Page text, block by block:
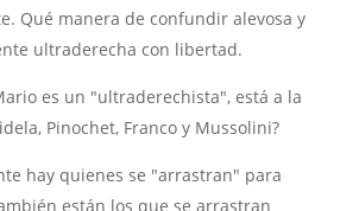
Qué manera de confundir alevosa y
ultraderecha con libertad.
es un "ultraderechista", está a la
Pinochet, Franco y Mussolini?
hay quienes se "arrastran" para
están los que se arrastran